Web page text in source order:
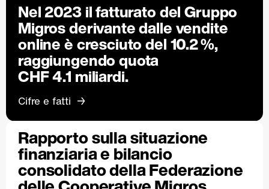
Nel 2023 il fatturato del Gruppo
Migros derivante dalle vendite
online è cresciuto del 10.2 %,
raggiungendo quota
CHF 4.1 miliardi.
Cifre e fatti
Rapporto sulla situazione
finanziaria e bilancio
consolidato della Federazione